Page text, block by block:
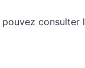
consulter